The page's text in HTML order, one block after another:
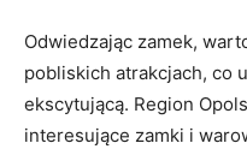
Odwiedzając zamek,⁤
pobliskich atrakcjach, ⁣co
ekscytującą. Region
interesujące zamki ⁤i